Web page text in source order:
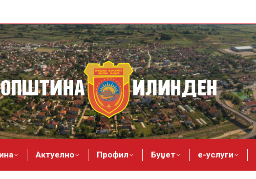
Актуелно Профил Буџет е-услуги